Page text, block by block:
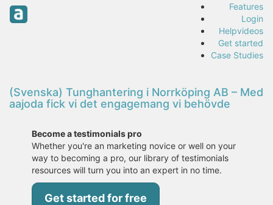
Features
Login
Helpvideos
Get started
Case Studies
(Svenska) Tunghantering i Norrköping AB – Med
aajoda fick vi det engagemang vi behövde
Become a testimonials pro
Whether you're an marketing novice or well on your
way to becoming a pro, our library of testimonials
resources will turn you into an expert in no time.
Get started for free